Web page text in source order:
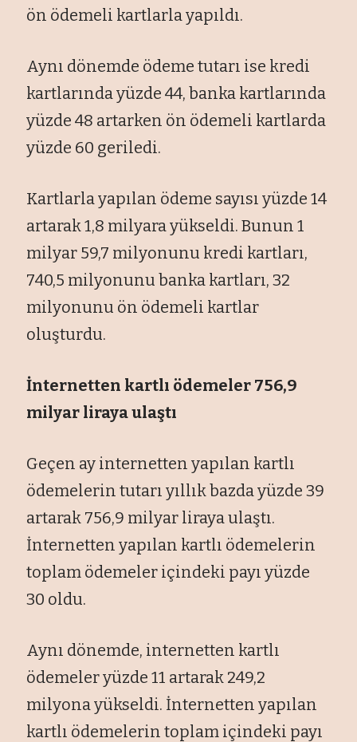
ön ödemeli kartlarla yapıldı.
Aynı dönemde ödeme tutarı ise kredi
kartlarında yüzde 44, banka kartlarında
yüzde 48 artarken ön ödemeli kartlarda
yüzde 60 geriledi.
Kartlarla yapılan ödeme sayısı yüzde 14
artarak 1,8 milyara yükseldi. Bunun 1
milyar 59,7 milyonunu kredi kartları,
740,5 milyonunu banka kartları, 32
milyonunu ön ödemeli kartlar
oluşturdu.
İnternetten kartlı ödemeler 756,9
milyar liraya ulaştı
Geçen ay internetten yapılan kartlı
ödemelerin tutarı yıllık bazda yüzde 39
artarak 756,9 milyar liraya ulaştı.
İnternetten yapılan kartlı ödemelerin
toplam ödemeler içindeki payı yüzde
30 oldu.
Aynı dönemde, internetten kartlı
ödemeler yüzde 11 artarak 249,2
milyona yükseldi. İnternetten yapılan
kartlı ödemelerin toplam içindeki payı